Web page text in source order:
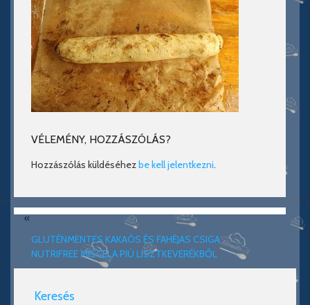
VÉLEMÉNY, HOZZÁSZÓLÁS?
Hozzászólás küldéséhezbe kell jelentkezni.
«
GLUTÉNMENTES KAKAÓS ÉS FAHÉJAS CSIGA
NUTRIFREE MISCELA PIÚ LISZTKEVERÉKBŐL
Keresés